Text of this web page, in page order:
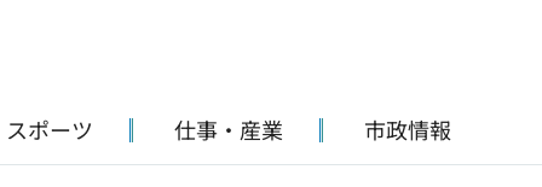
ポーツ 仕事・産業 市政情報